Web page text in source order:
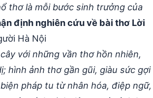
thơ là mỗi bước sinh trưởng của
định nghiên cứu về bài thơ Lời
Hà Nội
với những vần thơ hồn nhiên,
hình ảnh thơ gần gũi, giàu sức gợi
pháp tu từ nhân hóa, điệp ngữ,